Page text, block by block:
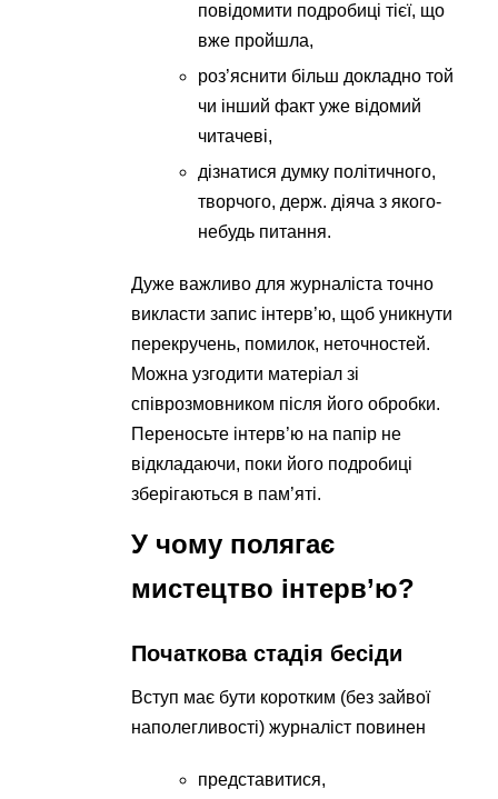
повідомити подробиці тієї, що
вже пройшла,
роз’яснити більш докладно той
чи інший факт уже відомий
читачеві,
дізнатися думку політичного,
творчого, держ. діяча з якого-
небудь питання.
Дуже важливо для журналіста точно
викласти запис інтерв’ю, щоб уникнути
перекручень, помилок, неточностей.
Можна узгодити матеріал зі
співрозмовником після його обробки.
Переносьте інтерв’ю на папір не
відкладаючи, поки його подробиці
зберігаються в пам’яті.
У чому полягає
мистецтво інтерв’ю?
Початкова стадія бесіди
Вступ має бути коротким (без зайвої
наполегливості) журналіст повинен
представитися,